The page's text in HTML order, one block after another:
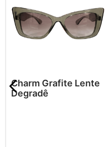
Charm Grafite Lente
Degradê